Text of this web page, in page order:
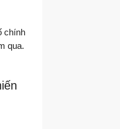
chính
qua.